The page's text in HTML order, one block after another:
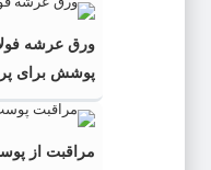
ورق عرشه
پوشش برای
به‌صرفه‌تر
مراقبت از